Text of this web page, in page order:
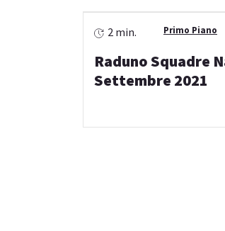
Primo Piano
2 min.
Raduno Squadre
Settembre 2021